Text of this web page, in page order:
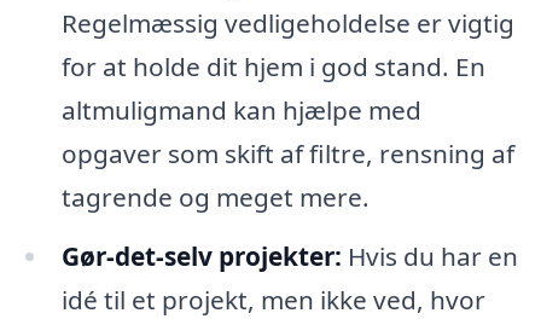
Regelmæssig vedligeholdelse er vigtig
for at holde dit hjem i god stand. En
altmuligmand kan hjælpe med
opgaver som skift af filtre, rensning af
tagrende og meget mere.
Gør-det-selv projekter: Hvis du har en
idé til et projekt, men ikke ved, hvor